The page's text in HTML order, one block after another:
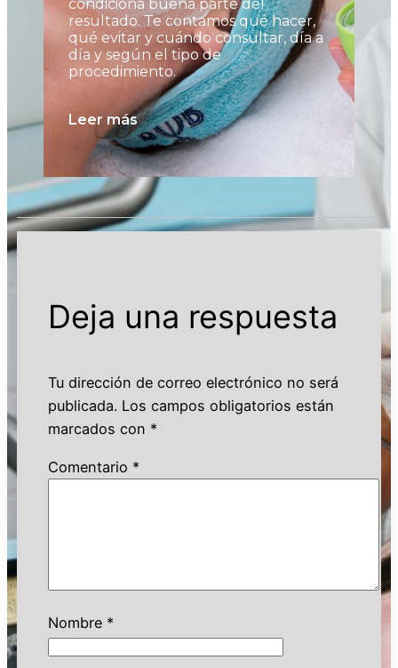
condiciona buena parte del
resultado. Te contamos qué hacer,
qué evitar y cuándo consultar, día a
día y según el tipo de
procedimiento.
Leer más
Deja una respuesta
Tu dirección de correo electrónico no será
publicada. Los campos obligatorios están
marcados con *
Comentario *
Nombre *